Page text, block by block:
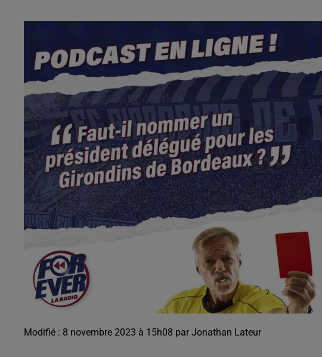
Modifié : 8 novembre 2023 à 15h08 par Jonathan Lateur